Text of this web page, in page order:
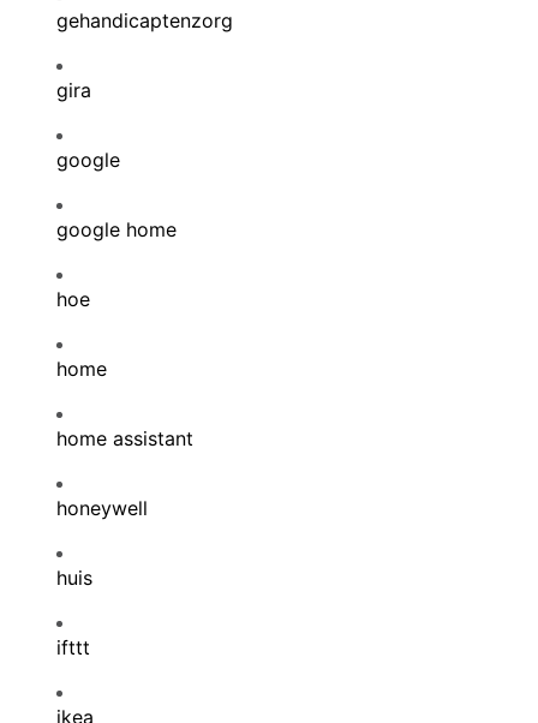
gehandicaptenzorg
gira
google
google home
hoe
home
home assistant
honeywell
huis
ifttt
ikea